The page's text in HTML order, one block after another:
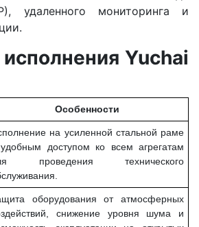
удаленного мониторинга и
Yuchai
Особенности
на усиленной стальной раме
доступом ко всем агрегатам
проведения технического
оборудования от атмосферных
снижение уровня шума и